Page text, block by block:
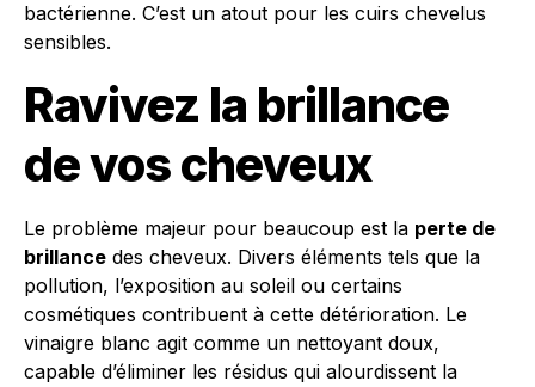
bactérienne. C’est un atout pour les cuirs chevelus
sensibles.
Ravivez la brillance
de vos cheveux
Le problème majeur pour beaucoup est la perte de
brillance des cheveux. Divers éléments tels que la
pollution, l’exposition au soleil ou certains
cosmétiques contribuent à cette détérioration. Le
vinaigre blanc agit comme un nettoyant doux,
capable d’éliminer les résidus qui alourdissent la